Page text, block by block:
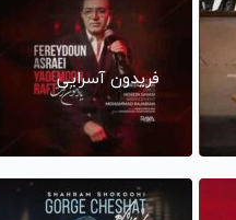
فریدون آسرایی